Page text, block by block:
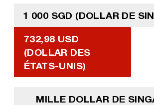
1 000 SGD (DOLLAR DE
732,98 USD
(DOLLAR DES
ÉTATS-UNIS)
MILLE DOLLAR DE